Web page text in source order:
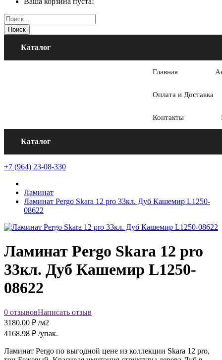
Поиск
Каталог
Главная
Оплата и Доставка
Контакты
Каталог
+7 (964) 23-08-330
Ламинат
Ламинат Pergo Skara 12 pro 33кл. Дуб Кашемир L1250-
08622
Ламинат Pergo Skara 12 pro
33кл. Дуб Кашемир L1250-
08622
0 отзывовНаписать отзыв
3180.00 ₽ /м2
4168.98 ₽ /упак.
Ламинат Pergo по выгодной цене из коллекции Skara 12 pro,